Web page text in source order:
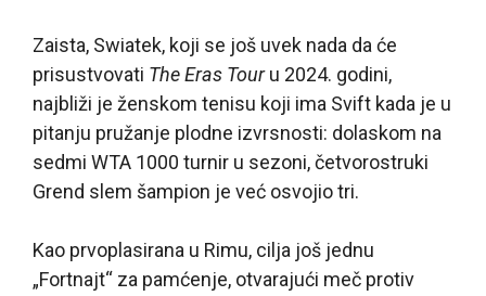
Zaista, Swiatek, koji se još uvek nada da će
prisustvovati The Eras Touru 2024. godini,
najbliži je ženskom tenisu koji ima Svift kada je u
pitanju pružanje plodne izvrsnosti: dolaskom na
sedmi WTA 1000 turnir u sezoni, četvorostruki
Grend slem šampion je već osvojio tri.
Kao prvoplasirana u Rimu, cilja još jednu
„Fortnajt“ za pamćenje, otvarajući meč protiv